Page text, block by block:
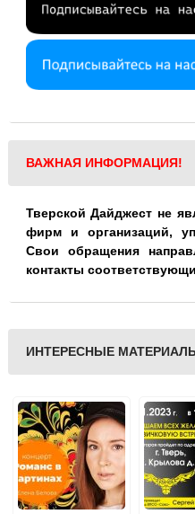
ВАЖНАЯ ИНФОРМАЦИЯ!
Тверской Дайджест не
фирм и организаций,
Свои обращения
контакты
ИНТЕРЕСНЫЕ